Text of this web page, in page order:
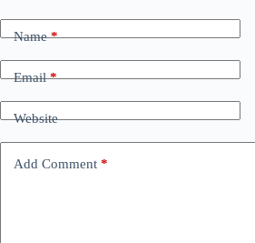
Name*
Email*
Website
Add Comment *